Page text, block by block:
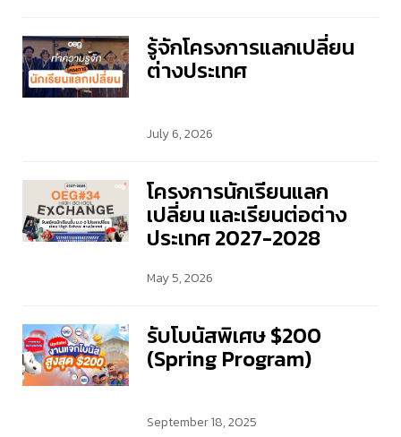
รู้จักโครงการแลกเปลี่ยน
ต่างประเทศ
July 6, 2026
โครงการนักเรียนแลก
เปลี่ยน และเรียนต่อต่าง
ประเทศ 2027-2028
May 5, 2026
รับโบนัสพิเศษ $200
(Spring Program)
September 18, 2025